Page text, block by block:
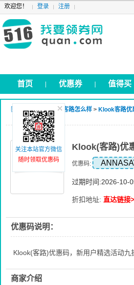
欢迎您！ 登录 注册
首页 优惠券 值得买
我要领券网 >Klook客路怎么样 > Klook客路优
Klook(客路)优
优惠码:
过期时间:2026-10-
折扣地址: 直达链接
优惠码说明：
Klook(客路)优惠码，新用户精选活动九
商家介绍
关注本站官方微信
随时领取优惠码